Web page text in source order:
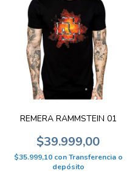
REMERA RAMMSTEIN 01
$39.999,00
$35.999,10 con Transferencia o
depósito